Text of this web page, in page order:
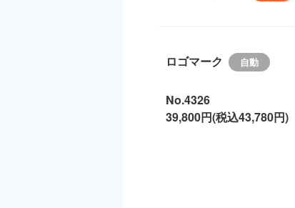
ロゴマーク
No.4326
39,800円(税込43,780円)